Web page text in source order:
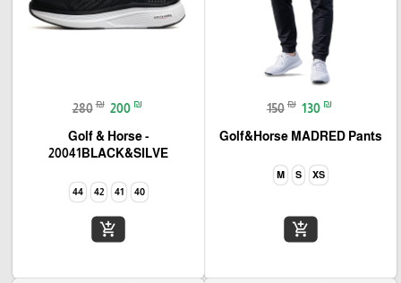
150 ₪ 130 ₪
Golf&Horse MADRED Pants
XS
S
M
add_shopping_cart
280 ₪ 200 ₪
Golf & Horse -
20041BLACK&SILVE
40
41
42
44
add_shopping_cart